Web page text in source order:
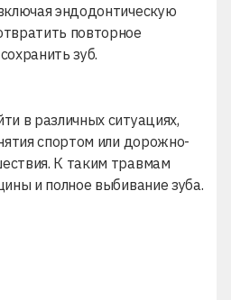
эндодонтическую
повторное
зуб.
в различных ситуациях,
спортом или дорожно-
К таким травмам
и полное выбивание зуба.